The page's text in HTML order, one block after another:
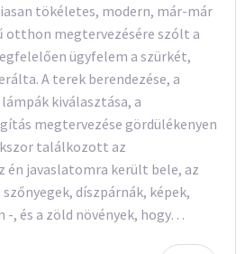
tökéletes, modern, már-már
otthon megtervezésére szólt a
ügyfelem a szürkét,
A terek berendezése, a
kiválasztása, a
megtervezése gördülékenyen
találkozott az
én javaslatomra került bele, az
díszpárnák, képek,
-, és a zöld növények, hogy…